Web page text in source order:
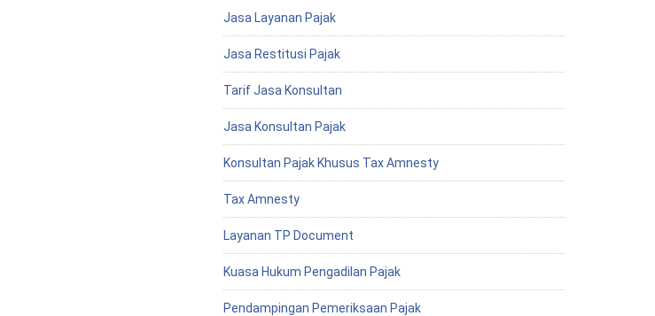
Jasa Layanan Pajak
Jasa Restitusi Pajak
Tarif Jasa Konsultan
Jasa Konsultan Pajak
Konsultan Pajak Khusus Tax Amnesty
Tax Amnesty
Layanan TP Document
Kuasa Hukum Pengadilan Pajak
Pendampingan Pemeriksaan Pajak